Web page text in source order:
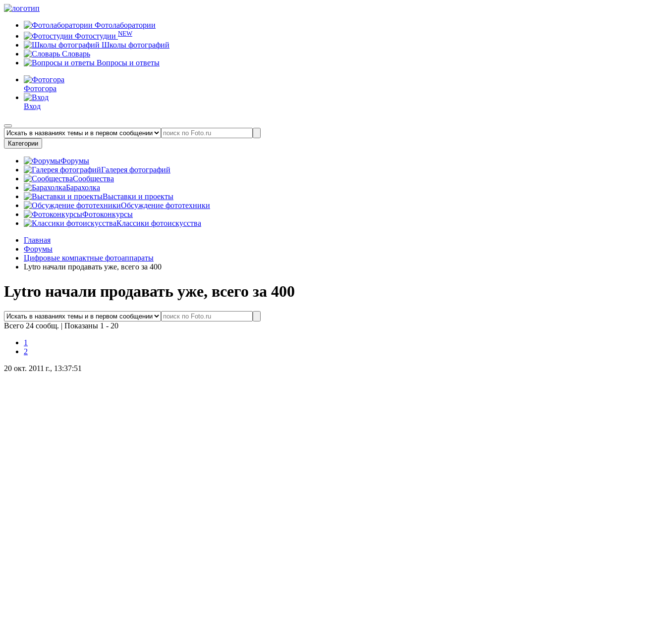
Фотолаборатории
Фотостудии NEW
Школы фотографий
Словарь
Вопросы и ответы
Фотогора
Вход
Категории
Форумы
Галерея фотографий
Сообщества
Барахолка
Выставки и проекты
Обсуждение фототехники
Фотоконкурсы
Классики фотоискусства
Главная
Форумы
Цифровые компактные фотоаппараты
Lytro начали продавать уже, всего за 400
Lytro начали продавать уже, всего за 400
Всего 24 сообщ. | Показаны 1 - 20
1
2
20 окт. 2011 г., 13:37:51